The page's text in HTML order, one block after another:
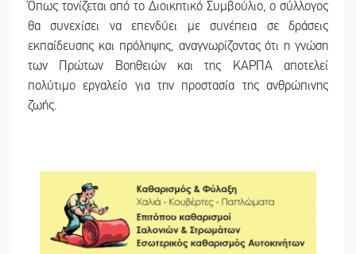
Όπως τονίζεται από το Διοικητικό Συμβούλιο, ο σύλλογος
θα συνεχίσει να επενδύει με συνέπεια σε δράσεις
εκπαίδευσης και πρόληψης, αναγνωρίζοντας ότι η γνώση
των Πρώτων Βοηθειών και της ΚΑΡΠΑ αποτελεί
πολύτιμο εργαλείο για την προστασία της ανθρώπινης
ζωής.